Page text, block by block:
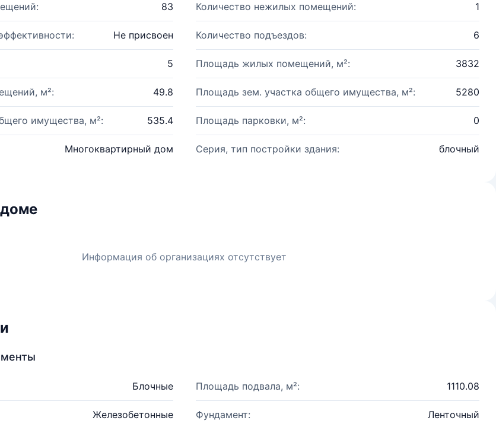
83 Количество нежилых помещений: 1
Не присвоен Количество подъездов: 6
5 Площадь жилых помещений, м²: 3832
м²: 49.8 Площадь зем. участка общего имущества, м²: 5280
имущества, м²: 535.4 Площадь парковки, м²: 0
Многоквартирный дом Серия, тип постройки здания: блочный
Информация об организациях отсутствует
Блочные Площадь подвала, м²: 1110.08
Железобетонные Фундамент: Ленточный